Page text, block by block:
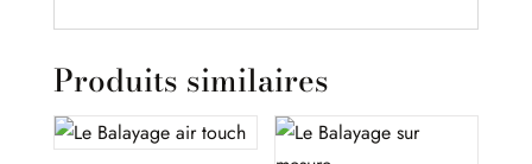
Produits similaires